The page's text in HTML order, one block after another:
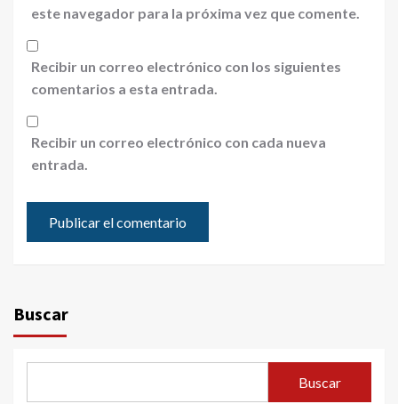
este navegador para la próxima vez que comente.
Recibir un correo electrónico con los siguientes
comentarios a esta entrada.
Recibir un correo electrónico con cada nueva
entrada.
Buscar
Buscar